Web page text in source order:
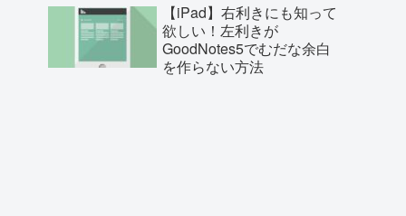
【iPad】右利きにも知って
欲しい！左利きが
GoodNotes5でむだな余白
を作らない方法